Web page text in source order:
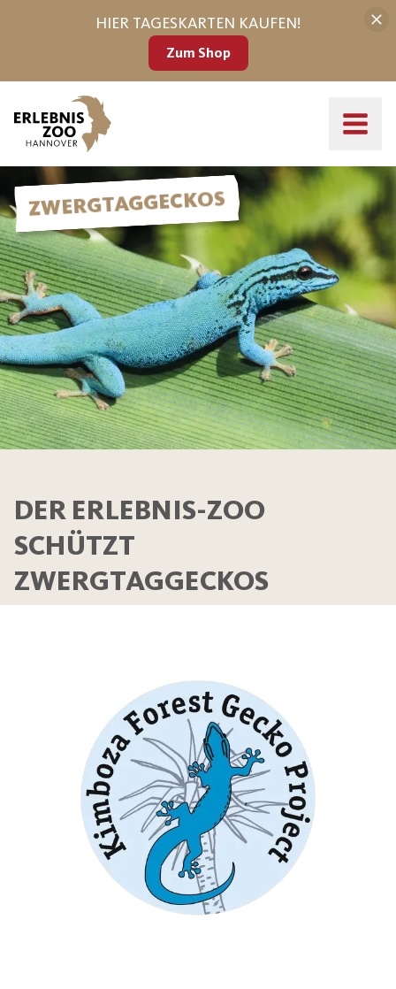
HIER TAGESKARTEN KAUFEN!
Zum Shop
Der Erlebnis-Zoo schützt Zwergtaggeckos
ZWERGTAGGECKOS
DER ERLEBNIS-ZOO
SCHÜTZT
ZWERGTAGGECKOS